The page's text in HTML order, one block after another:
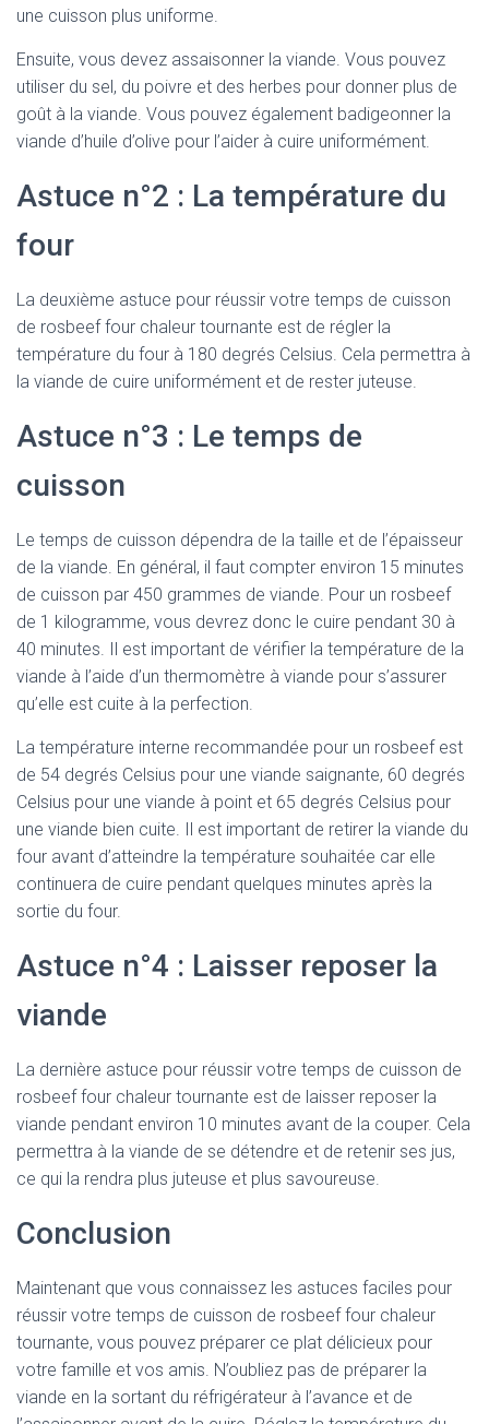
une cuisson plus uniforme.
Ensuite, vous devez assaisonner la viande. Vous pouvez
utiliser du sel, du poivre et des herbes pour donner plus de
goût à la viande. Vous pouvez également badigeonner la
viande d’huile d’olive pour l’aider à cuire uniformément.
Astuce n°2 : La température du
four
La deuxième astuce pour réussir votre temps de cuisson
de rosbeef four chaleur tournante est de régler la
température du four à 180 degrés Celsius. Cela permettra à
la viande de cuire uniformément et de rester juteuse.
Astuce n°3 : Le temps de
cuisson
Le temps de cuisson dépendra de la taille et de l’épaisseur
de la viande. En général, il faut compter environ 15 minutes
de cuisson par 450 grammes de viande. Pour un rosbeef
de 1 kilogramme, vous devrez donc le cuire pendant 30 à
40 minutes. Il est important de vérifier la température de la
viande à l’aide d’un thermomètre à viande pour s’assurer
qu’elle est cuite à la perfection.
La température interne recommandée pour un rosbeef est
de 54 degrés Celsius pour une viande saignante, 60 degrés
Celsius pour une viande à point et 65 degrés Celsius pour
une viande bien cuite. Il est important de retirer la viande du
four avant d’atteindre la température souhaitée car elle
continuera de cuire pendant quelques minutes après la
sortie du four.
Astuce n°4 : Laisser reposer la
viande
La dernière astuce pour réussir votre temps de cuisson de
rosbeef four chaleur tournante est de laisser reposer la
viande pendant environ 10 minutes avant de la couper. Cela
permettra à la viande de se détendre et de retenir ses jus,
ce qui la rendra plus juteuse et plus savoureuse.
Conclusion
Maintenant que vous connaissez les astuces faciles pour
réussir votre temps de cuisson de rosbeef four chaleur
tournante, vous pouvez préparer ce plat délicieux pour
votre famille et vos amis. N’oubliez pas de préparer la
viande en la sortant du réfrigérateur à l’avance et de